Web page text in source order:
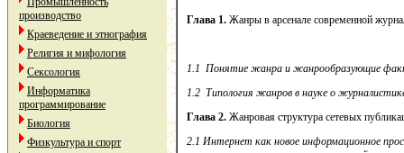
производство
Краеведение и этнография
Религия и мифология
Сексология
Информатика
программирование
Биология
Физкультура и спорт
Глава 1. Жанры в арсенале современной
1.1 Понятие жанра и
1.2 Типология жанров в науке о
Глава 2. Жанровая структура сетевых
2.1 Интернет как новое информационное